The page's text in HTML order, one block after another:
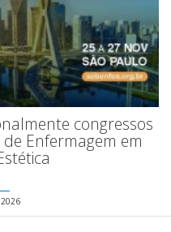
congressos
Enfermagem em